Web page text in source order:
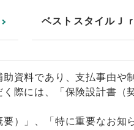
ベストスタイルＪ
資料であり、支払事由や
際には、「保険設計書（
）」、「特に重要なお知